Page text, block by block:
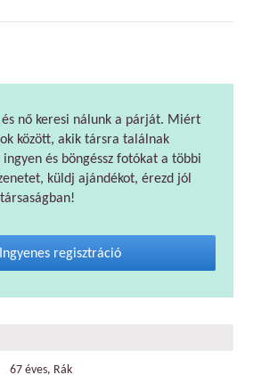
és nő keresi nálunk a párját. Miért
között, akik társra találnak
és böngéssz fotókat a többi
küldj ajándékot, érezd jól
Ingyenes regisztráció
67 éves, Rák